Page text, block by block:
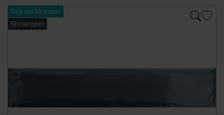
Ook als Monster
Showroom